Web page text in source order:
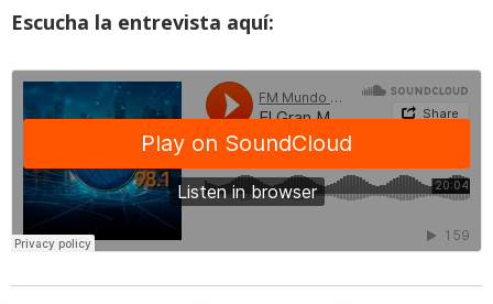
Escucha la entrevista aquí: